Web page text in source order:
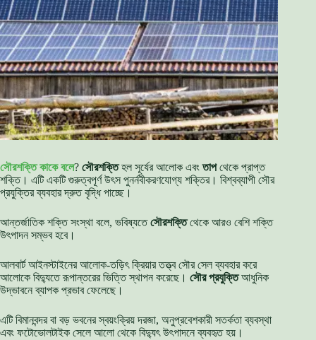
সৌরশক্তি কাকে বলে? সৌরশক্তিহল সূর্যের আলোক এবংতাপথেকে প্রাপ্ত
শক্তি। এটি একটি গুরুত্বপূর্ণ উৎস পুনর্নবীকরণযোগ্য শক্তির। বিশ্বব্যাপী সৌর
প্রযুক্তির ব্যবহার দ্রুত বৃদ্ধি পাচ্ছে।
আন্তর্জাতিক শক্তি সংস্থা বলে, ভবিষ্যতেসৌরশক্তিথেকে আরও বেশি শক্তি
উৎপাদন সম্ভব হবে।
আলবার্ট আইনস্টাইনের আলোক-তড়িৎ ক্রিয়ার তত্ত্ব সৌর সেল ব্যবহার করে
আলোকে বিদ্যুতে রূপান্তরের ভিত্তি স্থাপন করেছে। সৌর প্রযুক্তিআধুনিক
উদ্ভাবনে ব্যাপক প্রভাব ফেলেছে।
এটি বিমানবন্দর বা বড় ভবনের স্বয়ংক্রিয় দরজা, অনুপ্রবেশকারী সতর্কতা ব্যবস্থা
এবং ফটোভোলটাইক সেলে আলো থেকে বিদ্যুৎ উৎপাদনে ব্যবহৃত হয়।